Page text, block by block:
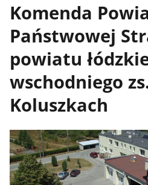
Komenda
Państwowej
powiatu
wschodniego
Koluszkach